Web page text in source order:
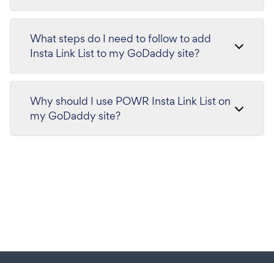
What steps do I need to follow to add
Insta Link List to my GoDaddy site?
Why should I use POWR Insta Link List on
my GoDaddy site?